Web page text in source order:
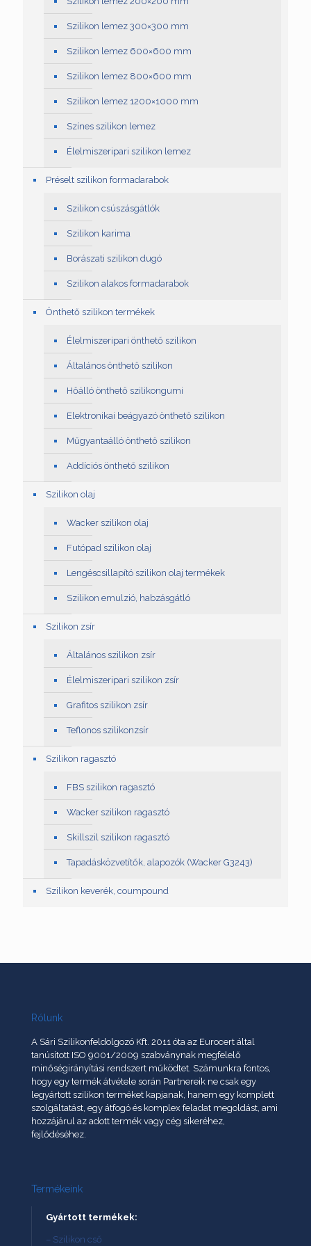
Szilikon lemez 300×300 mm
Szilikon lemez 600×600 mm
Szilikon lemez 800×600 mm
Szilikon lemez 1200×1000 mm
Színes szilikon lemez
Élelmiszeripari szilikon lemez
Préselt szilikon formadarabok
Szilikon csúszásgátlók
Szilikon karima
Borászati szilikon dugó
Szilikon alakos formadarabok
Önthető szilikon termékek
Élelmiszeripari önthető szilikon
Általános önthető szilikon
Hőálló önthető szilikongumi
Elektronikai beágyazó önthető szilikon
Műgyantaálló önthető szilikon
Addíciós önthető szilikon
Szilikon olaj
Wacker szilikon olaj
Futópad szilikon olaj
Lengéscsillapító szilikon olaj termékek
Szilikon emulzió, habzásgátló
Szilikon zsír
Általános szilikon zsír
Élelmiszeripari szilikon zsír
Grafitos szilikon zsír
Teflonos szilikonzsír
Szilikon ragasztó
FBS szilikon ragasztó
Wacker szilikon ragasztó
Skillszil szilikon ragasztó
Tapadásközvetítők, alapozók (Wacker G3243)
Szilikon keverék, coumpound
Rólunk
A Sári Szilikonfeldolgozó Kft. 2011 óta az Eurocert által
tanúsított ISO 9001/2009 szabványnak megfelelő
minőségirányítási rendszert működtet. Számunkra fontos,
hogy egy termék átvétele során Partnereik ne csak egy
legyártott szilikon terméket kapjanak, hanem egy komplett
szolgáltatást, egy átfogó és komplex feladat megoldást, ami
hozzájárul az adott termék vagy cég sikeréhez,
fejlődéséhez.
Termékeink
Gyártott termékek:
– Szilikon cső